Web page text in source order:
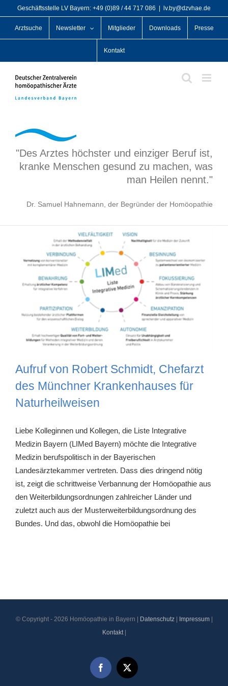
Inhalt
springen
Geschäftsstelle LV Bayern: +49 (0)89 / 44 717 086 lv.by@dzvhae.de
Arztsuche Newsletter Mitglieder Downloads Presse
Kontakt
"Des Arztes höchster und einziger Beruf ist,
kranke Menschen gesund zu machen, was
man Heilen nennt."
Dr. Samuel Hahnemann, der Begründer der Homöopathie
Aufruf von Robert Schmidt, Chefarzt
des Münchner Krankenhauses für
Naturheilweisen
Liebe Kolleginnen und Kollegen, die Liste Integrative
Medizin Bayern (LIMed Bayern) möchte die Integrative
Medizin berufspolitisch in der Bayerischen
Landesärztekammer vertreten. Dass dies dringend nötig
ist, zeigt die schrittweise Verbannung der Homöopathie aus
den Weiterbildungsordnungen zahlreicher Länder und
zuletzt auch aus der Musterweiterbildungsordnung des
Bundes. Und das, obwohl die Homöopathie bei
© Copyright - 2026 Homöopathie in Bayern | Datenschutz| Impressum|
Kontakt|
Facebook
X